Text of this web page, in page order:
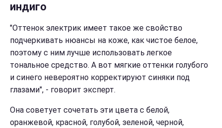
индиго
"Оттенок электрик имеет такое же свойство
подчеркивать нюансы на коже, как чистое белое,
поэтому с ним лучше использовать легкое
тональное средство. А вот мягкие оттенки голубого
и синего невероятно корректируют синяки под
глазами", - говорит эксперт.
Она советует сочетать эти цвета с белой,
оранжевой, красной, голубой, зеленой, черной,